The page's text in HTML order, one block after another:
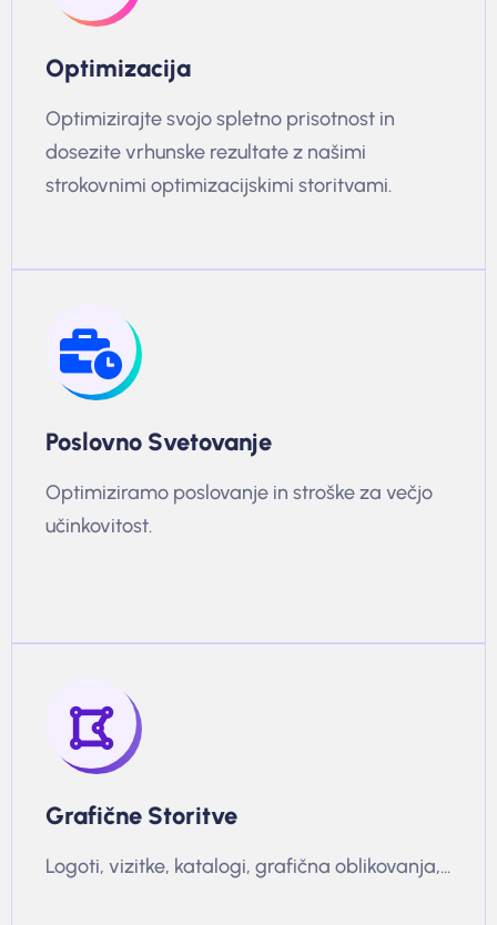
Optimizacija
Optimizirajte svojo spletno prisotnost in
dosezite vrhunske rezultate z našimi
strokovnimi optimizacijskimi storitvami.
Poslovno Svetovanje
Optimiziramo poslovanje in stroške za večjo
učinkovitost.
Grafične Storitve
Logoti, vizitke, katalogi, grafična oblikovanja,...